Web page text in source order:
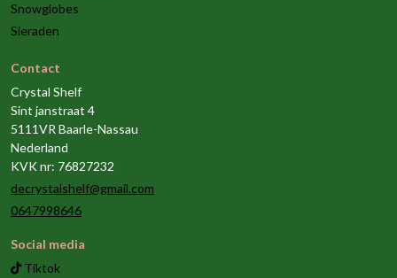
Snowglobes
Sieraden
Contact
Crystal Shelf
Sint janstraat 4
5111VR Baarle-Nassau
Nederland
KVK nr: 76827232
decrystalshelf@gmail.com
0647998646
Social media
Tiktok